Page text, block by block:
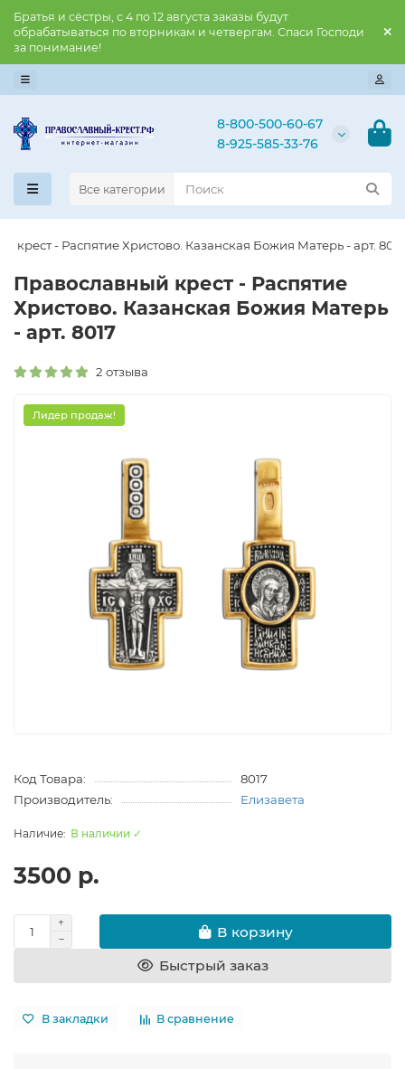
Братья и сёстры, с 4 по 12 августа заказы будут
обрабатываться по вторникам и четвергам. Спаси Господи
за понимание!
8-800-500-60-67
8-925-585-33-76
Все категории
крест - Распятие Христово. Казанская Божия Матерь - арт. 8017
Православны​й крест - Распятие
Христово. Казанская Божия Матерь
- арт. 8017
2 отзыва
Лидер продаж!
Код Товара:
8017
Производитель:
Елизавета
В наличии ✓
3500 р.
В корзину
Быстрый заказ
В закладки В сравнение